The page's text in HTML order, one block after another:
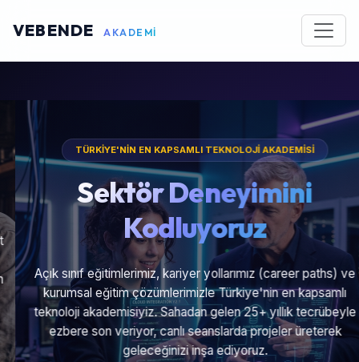
VEBENDE AKADEMİ
TÜRKİYE'NİN EN KAPSAMLI TEKNOLOJİ AKADEMİSİ
Sektör Deneyimini
Kodluyoruz
Açık sınıf eğitimlerimiz, kariyer yollarımız (career paths) ve
kurumsal eğitim çözümlerimizle Türkiye'nin en kapsamlı
teknoloji akademisiyiz. Sahadan gelen 25+ yıllık tecrübeyle
ezbere son veriyor, canlı seanslarda projeler üreterek
geleceğinizi inşa ediyoruz.